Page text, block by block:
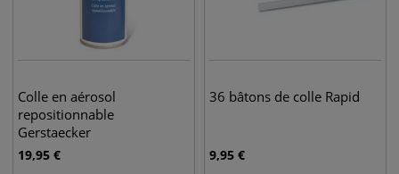
Colle en aérosol
repositionnable
Gerstaecker
19,95 €
36 bâtons de colle Rapid
9,95 €